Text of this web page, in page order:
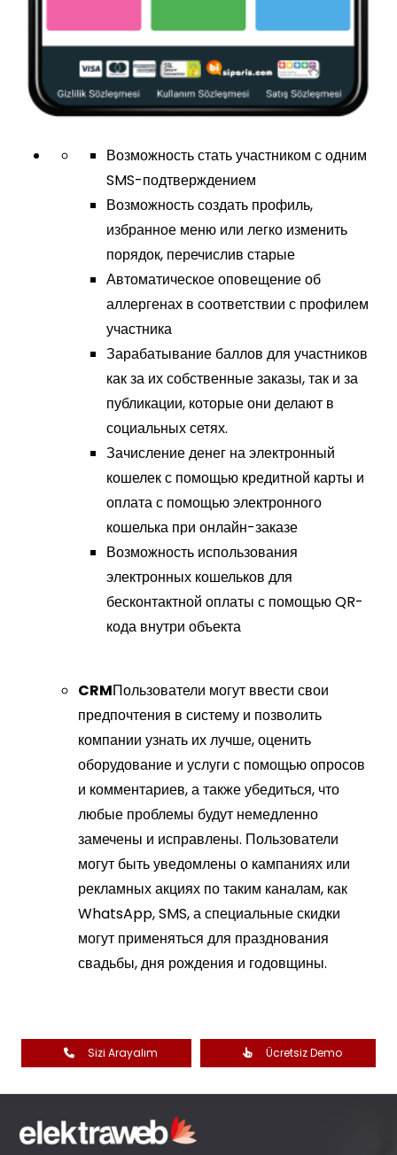
Возможность стать участником с одним
SMS-подтверждением
Возможность создать профиль,
избранное меню или легко изменить
порядок, перечислив старые
Автоматическое оповещение об
аллергенах в соответствии с профилем
участника
Зарабатывание баллов для участников
как за их собственные заказы, так и за
публикации, которые они делают в
социальных сетях.
Зачисление денег на электронный
кошелек с помощью кредитной карты и
оплата с помощью электронного
кошелька при онлайн-заказе
Возможность использования
электронных кошельков для
бесконтактной оплаты с помощью QR-
кода внутри объекта
CRMПользователи могут ввести свои
предпочтения в систему и позволить
компании узнать их лучше, оценить
оборудование и услуги с помощью опросов
и комментариев, а также убедиться, что
любые проблемы будут немедленно
замечены и исправлены. Пользователи
могут быть уведомлены о кампаниях или
рекламных акциях по таким каналам, как
WhatsApp, SMS, а специальные скидки
могут применяться для празднования
свадьбы, дня рождения и годовщины.
Sizi Arayalım Ücretsiz Demo